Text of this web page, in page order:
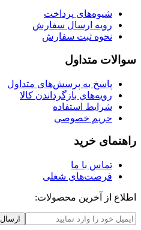
شیوه‌های پرداخت
رویه ارسال سفارش
نحوه ثبت سفارش
سوالات متداول
پاسخ به پرسش‌های متداول
رویه‌های بازگرداندن کالا
شرایط استفاده
حریم خصوصی
راهنمای خرید
تماس با ما
فرصت‌های شغلی
اطلاع از آخرین محصولات:
ارسال